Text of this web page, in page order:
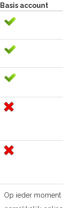
Basis account
Op ieder moment